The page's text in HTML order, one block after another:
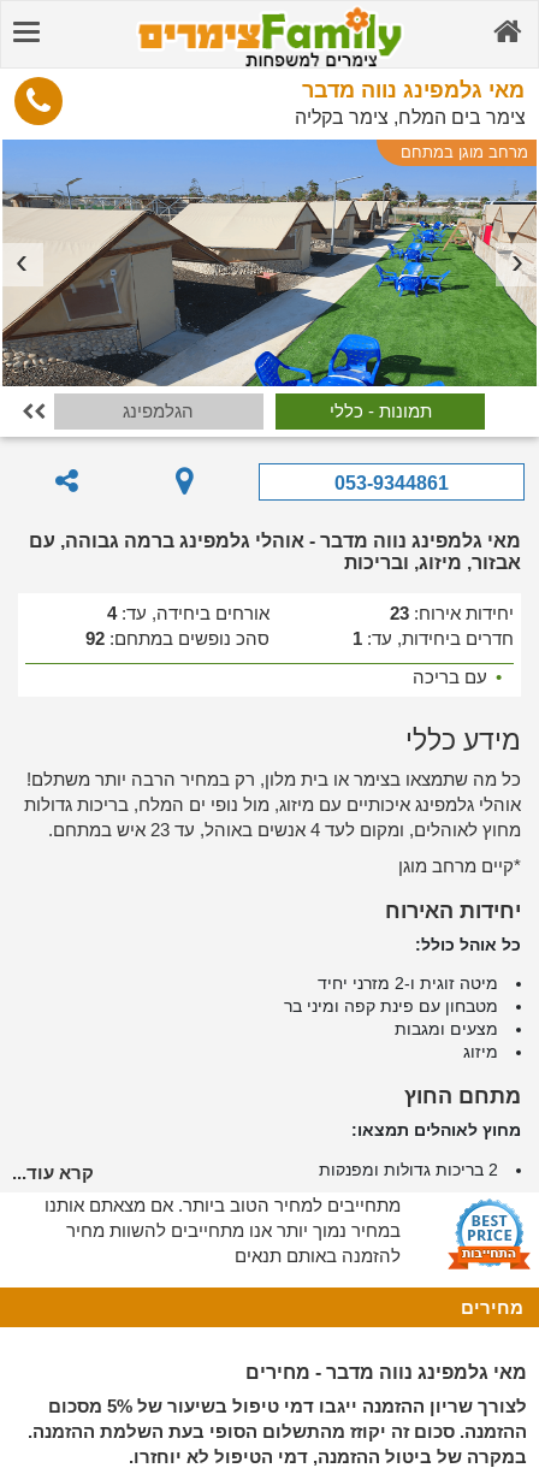
מאי גלמפינג נווה מדבר
צימר בים המלח, צימר בקליה
מרחב מוגן במתחם
תמונות - כללי הגלמפינג 
053-9344861
מאי גלמפינג נווה מדבר - אוהלי גלמפינג ברמה גבוהה, עם
אבזור, מיזוג, ובריכות
יחידות אירוח: 23 אורחים ביחידה, עד:4
חדרים ביחידות, עד: 1 סהכ נופשים במתחם: 92
• עם בריכה
מידע כללי
כל מה שתמצאו בצימר או בית מלון, רק במחיר הרבה יותר משתלם!
אוהלי גלמפינג איכותיים עם מיזוג, מול נופי ים המלח, בריכות גדולות
מחוץ לאוהלים, ומקום לעד 4 אנשים באוהל, עד 23 איש במתחם.
*קיים מרחב מוגן
יחידות האירוח
כל אוהל כולל:
מיטה זוגית ו-2 מזרני יחיד
מטבחון עם פינת קפה ומיני בר
מצעים ומגבות
מיזוג
מתחם החוץ
מחוץ לאוהלים תמצאו:
2 בריכות גדולות ומפנקות
עמדות מנגל מאובזרות
מגוון פינות ישיבה מוצלות
מסעדה בשרית כשרה עם נוף פסטורלי של ים המלח
כניסה חופשית לרחצה בחוף הים
טוב לדעת
* מגוון ארוחות במסעדה הקיימת במתחם, עיסויים וטיפולי ספא בתיאום מראש
* המתחם מתאים גם לציבור הדתי ושומרי המסורת וכולל פלטת
שבת ומיחם למים חמים
קרא עוד...
מתחייבים למחיר הטוב ביותר. אם מצאתם אותנו
במחיר נמוך יותר אנו מתחייבים להשוות מחיר
להזמנה באותם תנאים
מחירים
מאי גלמפינג נווה מדבר - מחירים
לצורך שריון ההזמנה ייגבו דמי טיפול בשיעור של 5% מסכום
ההזמנה. סכום זה יקוזז מהתשלום הסופי בעת השלמת ההזמנה.
במקרה של ביטול ההזמנה, דמי הטיפול לא יוחזרו.